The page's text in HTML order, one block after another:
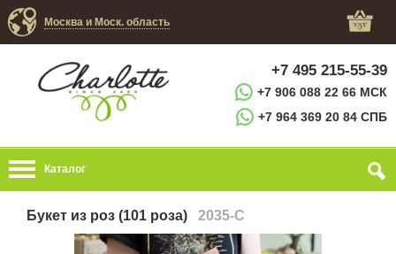
Москва и Моск. область
+7 495 215-55-39
+7 906 088 22 66 МСК
+7 964 369 20 84 СПБ
Каталог
Букет из роз (101 роза) 2035-C